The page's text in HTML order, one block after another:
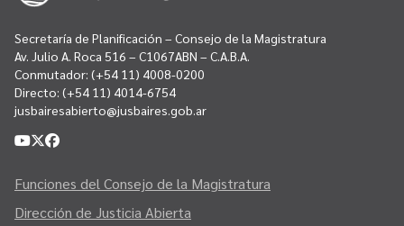
Secretaría de Planificación – Consejo de la Magistratura
Av. Julio A. Roca 516 – C1067ABN – C.A.B.A.
Conmutador: (+54 11) 4008-0200
Directo: (+54 11) 4014-6754
jusbairesabierto@jusbaires.gob.ar
Funciones del Consejo de la Magistratura
Dirección de Justicia Abierta